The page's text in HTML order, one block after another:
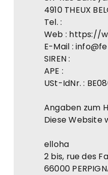
4910 THEUX
Tel. :
Web : https://
E-Mail :
SIREN :
APE :
USt-IdNr. :
Angaben zum
Diese Website
elloha
2 bis, rue des
66000